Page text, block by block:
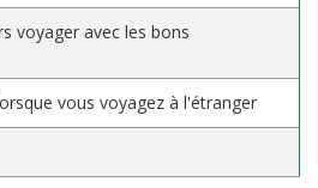
voyager avec les bons
vous voyagez à l'étranger